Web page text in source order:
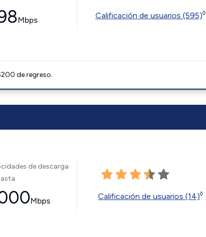
Mbps Calificación de usuarios (595)◊
de regreso.
de descarga
Mbps Calificación de usuarios (14)◊